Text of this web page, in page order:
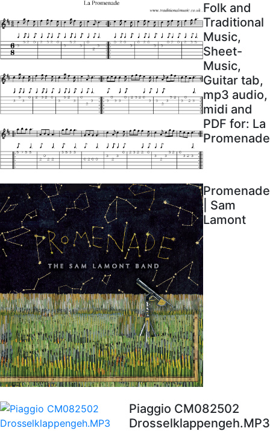
Folk and
Traditional
Music,
Sheet-
Music,
Guitar tab,
mp3 audio,
midi and
PDF for: La
Promenade
Promenade
| Sam
Lamont
Piaggio CM082502
Drosselklappengeh.MP3